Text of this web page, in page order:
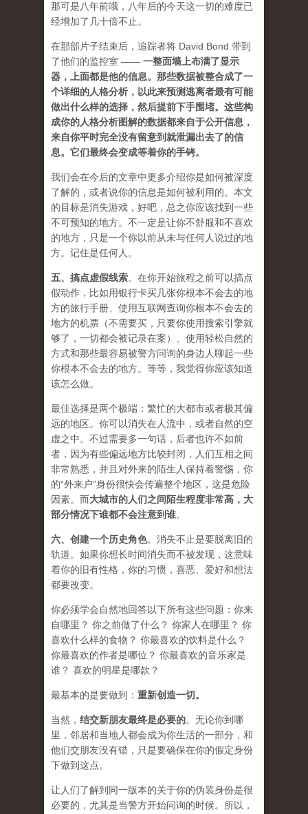
那可是八年前哦，八年后的今天这一切的难度已
经增加了几十倍不止。
在那部片子结束后，追踪者将 David Bond 带到
了他们的监控室 —— 一整面墙上布满了显示
器，上面都是他的信息。那些数据被整合成了一
个详细的人格分析，以此来预测逃离者最有可能
做出什么样的选择，然后提前下手围堵。这些构
成你的人格分析图解的数据都来自于公开信息，
来自你平时完全没有留意到就泄漏出去了的信
息。它们最终会变成等着你的手铐。
我们会在今后的文章中更多介绍你是如何被深度
了解的，或者说你的信息是如何被利用的。本文
的目标是消失游戏，好吧，总之你应该找到一些
不可预知的地方。不一定是让你不舒服和不喜欢
的地方，只是一个你以前从未与任何人说过的地
方。记住是任何人。
五、 搞点虚假线索。在你开始旅程之前可以搞点
假动作，比如用银行卡买几张你根本不会去的地
方的旅行手册、使用互联网查询你根本不会去的
地方的机票（不需要买，只要你使用搜索引擎就
够了，一切都会被记录在案）、使用轻松自然的
方式和那些最容易被警方问询的身边人聊起一些
你根本不会去的地方。等等，我觉得你应该知道
该怎么做。
最佳选择是两个极端：繁忙的大都市或者极其偏
远的地区。你可以消失在人流中，或者自然的空
虚之中。不过需要多一句话，后者也许不如前
者，因为有些偏远地方比较封闭，人们互相之间
非常熟悉，并且对外来的陌生人保持着警惕，你
的“外来户”身份很快会传遍整个地区，这是危险
因素。而大城市的人们之间陌生程度非常高，大
部分情况下谁都不会注意到谁。
六、 创建一个历史角色。消失不止是要脱离旧的
轨道。如果你想长时间消失而不被发现，这意味
着你的旧有性格，你的习惯，喜恶、爱好和想法
都要改变。
你必须学会​​自然地回答以下所有这些问题：你来
自哪里？ 你之前做了什么？ 你家人在哪里？ 你
喜欢什么样的食物？ 你最喜欢的饮料是什么？
你最喜欢的作者是哪位？ 你最喜欢的音乐家是
谁？ 喜欢的明星是哪款？
最基本的是要做到： 重新创造一切。
当然， 结交新朋友最终是必要的。无论你到哪
里，邻居和当地人都会成为你生活的一部分，和
他们交朋友没有错，只是要确保在你的假定身份
下做到这点。
让人们了解到同一版本的关于你的伪装身份是很
必要的，尤其是当警方开始问询的时候。所以，